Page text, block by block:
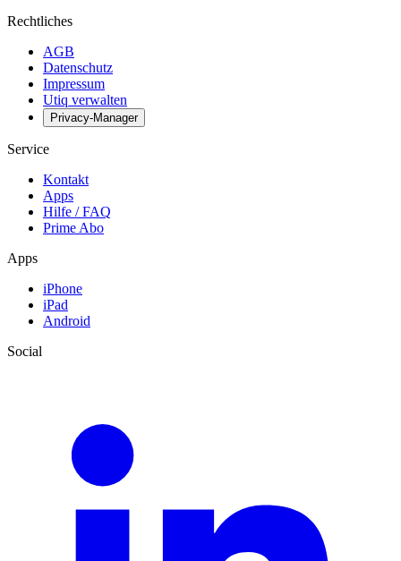
Rechtliches
AGB
Datenschutz
Impressum
Utiq verwalten
Privacy-Manager
Service
Kontakt
Apps
Hilfe / FAQ
Prime Abo
Apps
iPhone
iPad
Android
Social